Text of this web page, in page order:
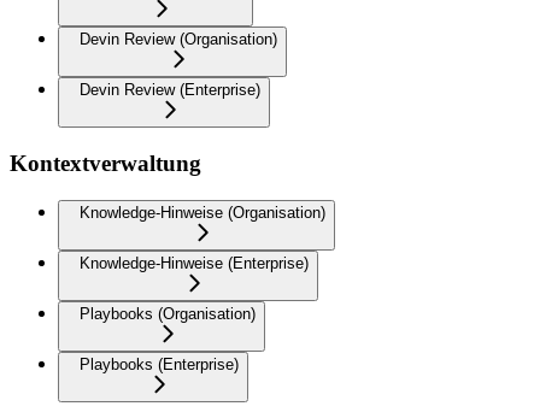
Devin Review (Organisation)
Devin Review (Enterprise)
Kontextverwaltung
Knowledge-Hinweise (Organisation)
Knowledge-Hinweise (Enterprise)
Playbooks (Organisation)
Playbooks (Enterprise)